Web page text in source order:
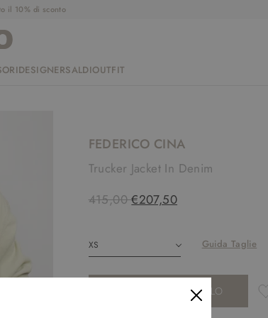
il 10% di sconto
DESIGNERSALDIOUTFIT
FEDERICO CINA
Trucker Jacket In Denim
415,00 €207,50
Guida Taglie
AGGIUNGI AL CARRELLO